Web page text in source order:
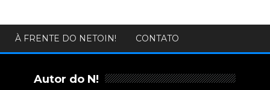
À FRENTE DO NETOIN! CONTATO
Autor do N!